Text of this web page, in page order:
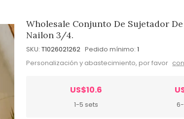
Wholesale Conjunto De Sujetador
Nailon 3/4.
SKU: T1026021262 Pedido mínimo: 1
Personalización y abastecimiento, por favor
US$10.6
1-5 sets